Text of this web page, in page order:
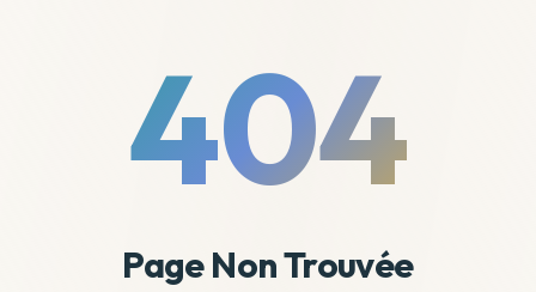
404
Page Non Trouvée